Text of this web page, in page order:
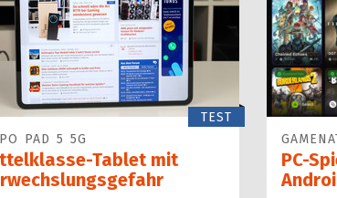
TEST
PAD 5 5G
Tablet mit
PC-